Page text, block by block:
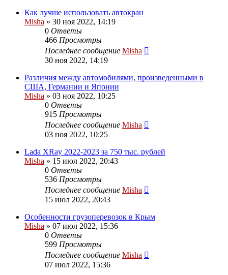
Как лучше использовать автокран
Misha » 30 ноя 2022, 14:19
0 Ответы
466 Просмотры
Последнее сообщение Misha
30 ноя 2022, 14:19
Различия между автомобилями, произведенными в
США, Германии и Японии
Misha » 03 ноя 2022, 10:25
0 Ответы
915 Просмотры
Последнее сообщение Misha
03 ноя 2022, 10:25
Lada XRay 2022-2023 за 750 тыс. рублей
Misha » 15 июл 2022, 20:43
0 Ответы
536 Просмотры
Последнее сообщение Misha
15 июл 2022, 20:43
Особенности грузоперевозок в Крым
Misha » 07 июл 2022, 15:36
0 Ответы
599 Просмотры
Последнее сообщение Misha
07 июл 2022, 15:36